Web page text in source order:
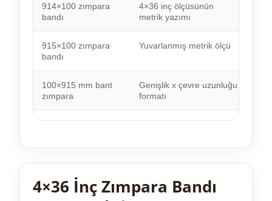
914×100 zımpara
bandı
4×36 inç ölçüsünün
metrik yazımı
915×100 zımpara
bandı
Yuvarlanmış metrik ölçü
100×915 mm bant
zımpara
Genişlik x çevre uzunluğu
formatı
4×36 İnç Zımpara Bandı